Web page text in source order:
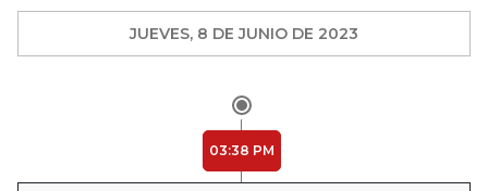
JUEVES, 8 DE JUNIO DE 2023
03:38 PM